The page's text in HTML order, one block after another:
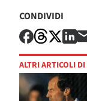
CONDIVIDI
ALTRI ARTICOLI DI